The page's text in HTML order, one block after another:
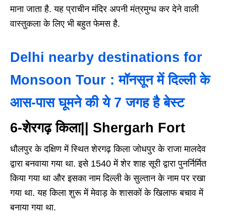
माना जाता है. यह प्राचीन मंदिर अपनी मंत्रमुग्ध कर देने वाली
वास्तुकला के लिए भी बहुत फेमस है.
Delhi nearby destinations for
Monsoon Tour : मॉनसून में दिल्ली के
आस-पास घूमने की ये 7 जगह है बेस्ट
6-शेरगढ़ किला|| Shergarh Fort
धौलपुर के दक्षिण में स्थित शेरगढ़ किला जोधपुर के राजा मालदेव
द्वारा बनवाया गया था. इसे 1540 में शेर शाह सूरी द्वारा पुनर्निर्मित
किया गया था और इसका नाम दिल्ली के सुल्तान के नाम पर रखा
गया था. यह किला शुरू में मेवाड़ के शासकों के खिलाफ बचाव में
बनाया गया था.